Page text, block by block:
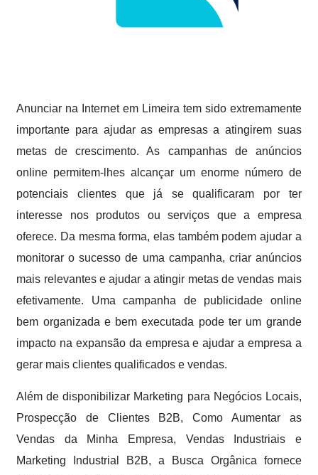
Anunciar na Internet em Limeira tem sido extremamente
importante para ajudar as empresas a atingirem suas
metas de crescimento. As campanhas de anúncios
online permitem-lhes alcançar um enorme número de
potenciais clientes que já se qualificaram por ter
interesse nos produtos ou serviços que a empresa
oferece. Da mesma forma, elas também podem ajudar a
monitorar o sucesso de uma campanha, criar anúncios
mais relevantes e ajudar a atingir metas de vendas mais
efetivamente. Uma campanha de publicidade online
bem organizada e bem executada pode ter um grande
impacto na expansão da empresa e ajudar a empresa a
gerar mais clientes qualificados e vendas.
Além de disponibilizar Marketing para Negócios Locais,
Prospecção de Clientes B2B, Como Aumentar as
Vendas da Minha Empresa, Vendas Industriais e
Marketing Industrial B2B, a Busca Orgânica fornece